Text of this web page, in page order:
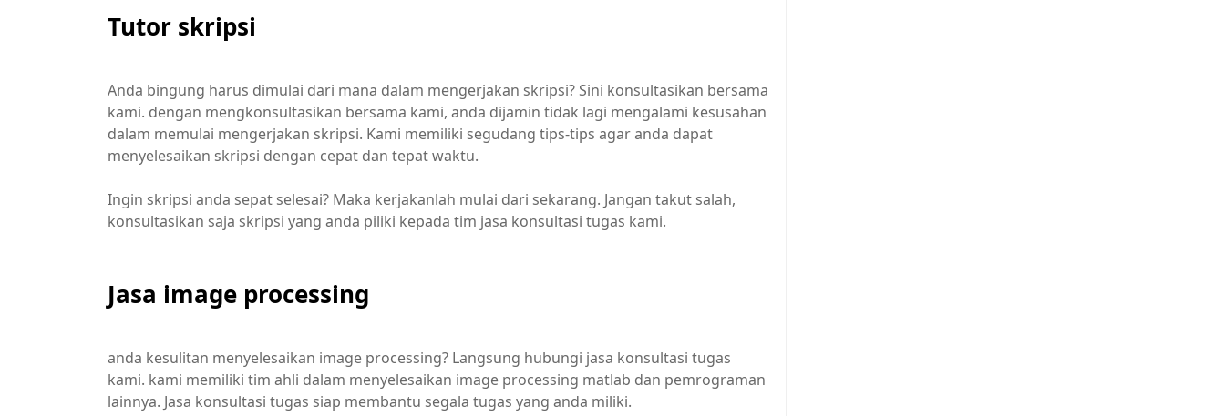
Tutor skripsi
Anda bingung harus dimulai dari mana dalam mengerjakan skripsi? Sini konsultasikan bersama
kami. dengan mengkonsultasikan bersama kami, anda dijamin tidak lagi mengalami kesusahan
dalam memulai mengerjakan skripsi. Kami memiliki segudang tips-tips agar anda dapat
menyelesaikan skripsi dengan cepat dan tepat waktu.
Ingin skripsi anda sepat selesai? Maka kerjakanlah mulai dari sekarang. Jangan takut salah,
konsultasikan saja skripsi yang anda piliki kepada tim jasa konsultasi tugas kami.
Jasa image processing
anda kesulitan menyelesaikan image processing? Langsung hubungi jasa konsultasi tugas
kami. kami memiliki tim ahli dalam menyelesaikan image processing matlab dan pemrograman
lainnya. Jasa konsultasi tugas siap membantu segala tugas yang anda miliki.